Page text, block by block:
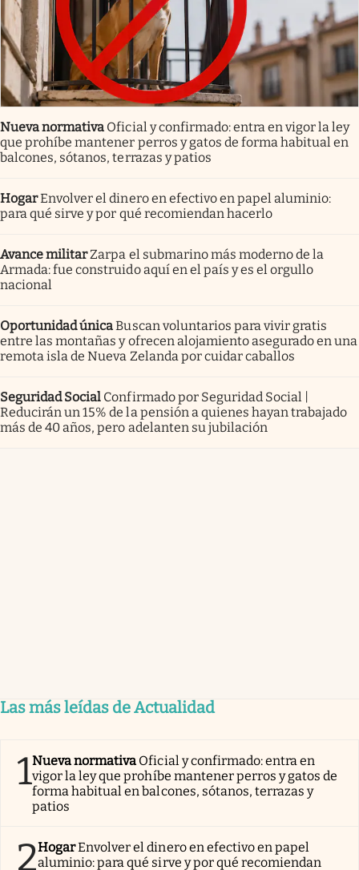
Nueva normativa Oficial y confirmado: entra en vigor la ley
que prohíbe mantener perros y gatos de forma habitual en
balcones, sótanos, terrazas y patios
HogarEnvolver el dinero en efectivo en papel aluminio:
para qué sirve y por qué recomiendan hacerlo
Avance militarZarpa el submarino más moderno de la
Armada: fue construido aquí en el país y es el orgullo
nacional
Oportunidad únicaBuscan voluntarios para vivir gratis
entre las montañas y ofrecen alojamiento asegurado en una
remota isla de Nueva Zelanda por cuidar caballos
Seguridad Social Confirmado por Seguridad Social |
Reducirán un 15% de la pensión a quienes hayan trabajado
más de 40 años, pero adelanten su jubilación
Las más leídas de Actualidad
1Nueva normativa Oficial y confirmado: entra en
vigor la ley que prohíbe mantener perros y gatos de
forma habitual en balcones, sótanos, terrazas y
patios
2HogarEnvolver el dinero en efectivo en papel
aluminio: para qué sirve y por qué recomiendan